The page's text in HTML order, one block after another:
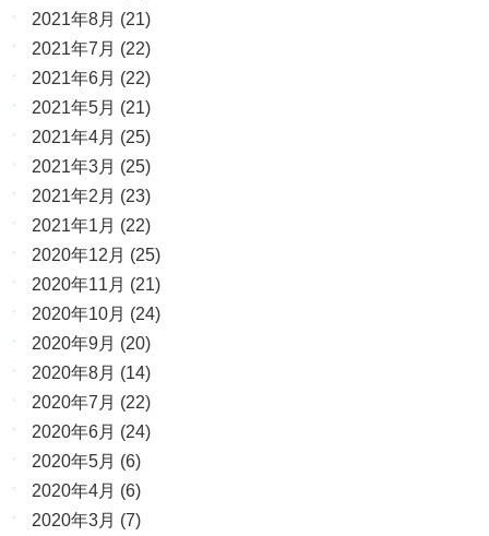
2021年8月 (21)
2021年7月 (22)
2021年6月 (22)
2021年5月 (21)
2021年4月 (25)
2021年3月 (25)
2021年2月 (23)
2021年1月 (22)
2020年12月 (25)
2020年11月 (21)
2020年10月 (24)
2020年9月 (20)
2020年8月 (14)
2020年7月 (22)
2020年6月 (24)
2020年5月 (6)
2020年4月 (6)
2020年3月 (7)